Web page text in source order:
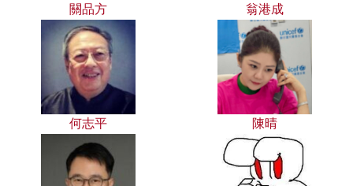
關品方 翁港成
何志平 陳晴